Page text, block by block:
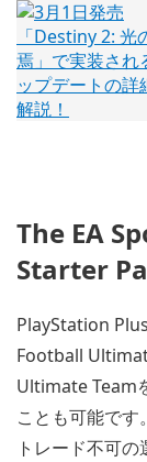
The EA
Starter
PlayStation
Football
Ultimate Team
ことも可能で
トレード不可